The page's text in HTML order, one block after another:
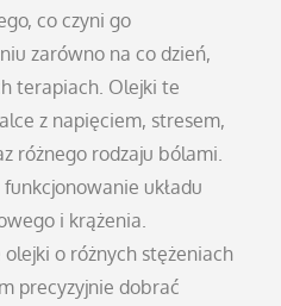
co czyni go
zarówno na co dzień,
terapiach. Olejki te
z napięciem, stresem,
różnego rodzaju bólami.
układu
i krążenia.
o różnych stężeniach
precyzyjnie dobrać